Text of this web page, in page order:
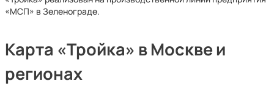
«МСП» в Зеленограде.
Карта «Тройка» в Москве и
регионах